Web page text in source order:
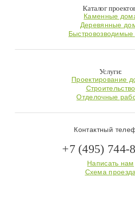
Каталог
Каменные
Деревянные
Услуги:
Проектирование
Строительство
Отделочные
Контактный
+7 (495) 744-
Написать нам
Схема проезда